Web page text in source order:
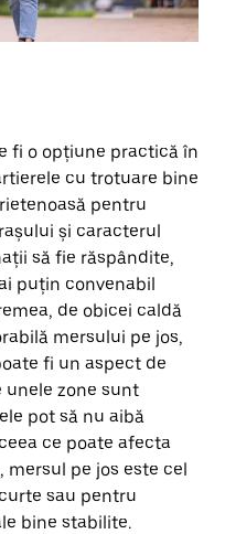
fi o opțiune practică în
cu trotuare bine
pentru
și caracterul
să fie răspândite,
puțin convenabil
de obicei caldă
mersului pe jos,
fi un aspect de
unele zone sunt
pot să nu aibă
ce poate afecta
mersul pe jos este cel
sau pentru
bine stabilite.